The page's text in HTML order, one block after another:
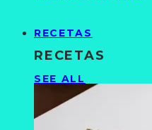
RECETAS
RECETAS
SEE ALL